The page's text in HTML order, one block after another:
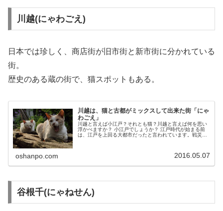
川越(にゃわごえ)
日本では珍しく、商店街が旧市街と新市街に分かれている
街。
歴史のある蔵の街で、猫スポットもある。
川越は、猫と古都がミックスして出来た街「にゃ
わごえ」
川越と言えば小江戸？それとも猫？川越と言えば何を思い
浮かべますか？ 小江戸でしょうか？ 江戸時代が始まる前
は、江戸を上回る大都市だったと言われています。戦災や
oshanpo.com 2016.05.07
谷根千(にゃねせん)